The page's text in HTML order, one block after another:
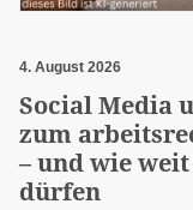
4. August 2026
Social Media
zum
– und wie
dürfen